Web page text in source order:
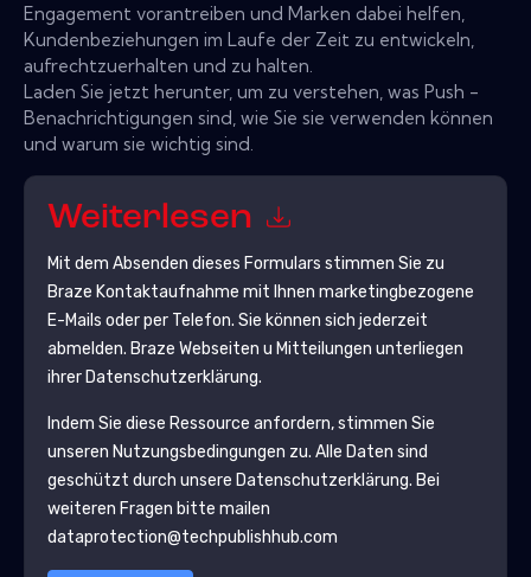
Engagement vorantreiben und Marken dabei helfen,
Kundenbeziehungen im Laufe der Zeit zu entwickeln,
aufrechtzuerhalten und zu halten.
Laden Sie jetzt herunter, um zu verstehen, was Push -
Benachrichtigungen sind, wie Sie sie verwenden können
und warum sie wichtig sind.
Weiterlesen
Mit dem Absenden dieses Formulars stimmen Sie zu
Braze Kontaktaufnahme mit Ihnen marketingbezogene
E-Mails oder per Telefon. Sie können sich jederzeit
abmelden. Braze Webseiten u Mitteilungen unterliegen
ihrer Datenschutzerklärung.
Indem Sie diese Ressource anfordern, stimmen Sie
unseren Nutzungsbedingungen zu. Alle Daten sind
geschützt durch unsere Datenschutzerklärung. Bei
weiteren Fragen bitte mailen
dataprotection@techpublishhub.com